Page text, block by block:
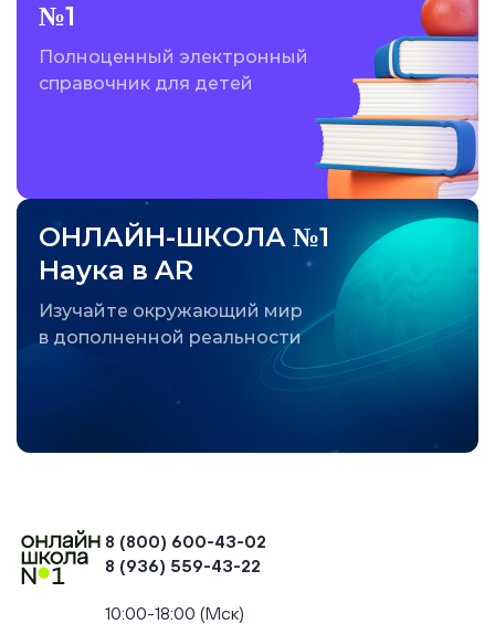
№1
Полноценный электронный
справочник для детей
ОНЛАЙН-ШКОЛА №1
Наука в AR
Изучайте окружающий мир
в дополненной реальности
8 (800) 600-43-02
8 (936) 559-43-22
10:00-18:00 (Мск)